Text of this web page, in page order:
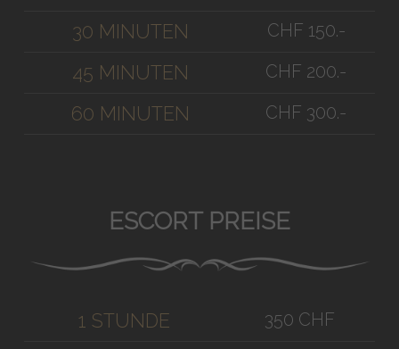
30 MINUTEN CHF 150.-
45 MINUTEN CHF 200.-
60 MINUTEN CHF 300.-
ESCORT PREISE
1 STUNDE 350 CHF